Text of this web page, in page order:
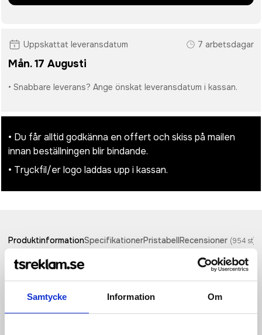
Samtycke Information Om
Uppskattat leveransdatum 7 arbetsdagar
Mån. 17 Augusti
• Snabbare leverans? Ange önskat leveransdatum i kassan.
• Du får alltid godkänna en offert och skiss på mailen
innan beställningen blir bindande.
• Tryckfil/er logo laddas upp i kassan.
ProduktinformationSpecifikationerPristabellRecensioner (954 st)
Krydda med stil och precision med AdHoc eMill.3 elektrisk
peppar- eller saltkvarn — där pålitlig teknik möter modern
design. Tillverkad av högkvalitativt rostfritt stål ger denna